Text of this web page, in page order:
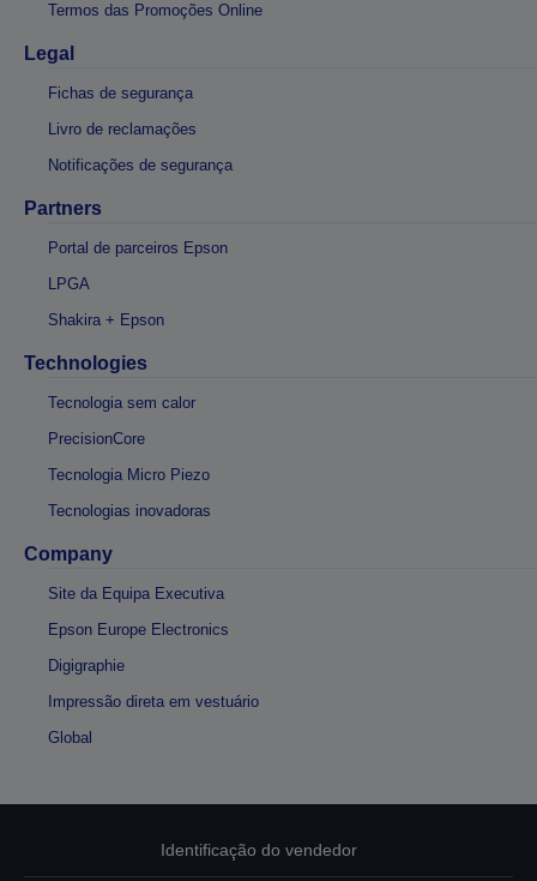
Termos das Promoções Online
Legal
Fichas de segurança
Livro de reclamações
Notificações de segurança
Partners
Portal de parceiros Epson
LPGA
Shakira + Epson
Technologies
Tecnologia sem calor
PrecisionCore
Tecnologia Micro Piezo
Tecnologias inovadoras
Company
Site da Equipa Executiva
Epson Europe Electronics
Digigraphie
Impressão direta em vestuário
Global
Identificação do vendedor